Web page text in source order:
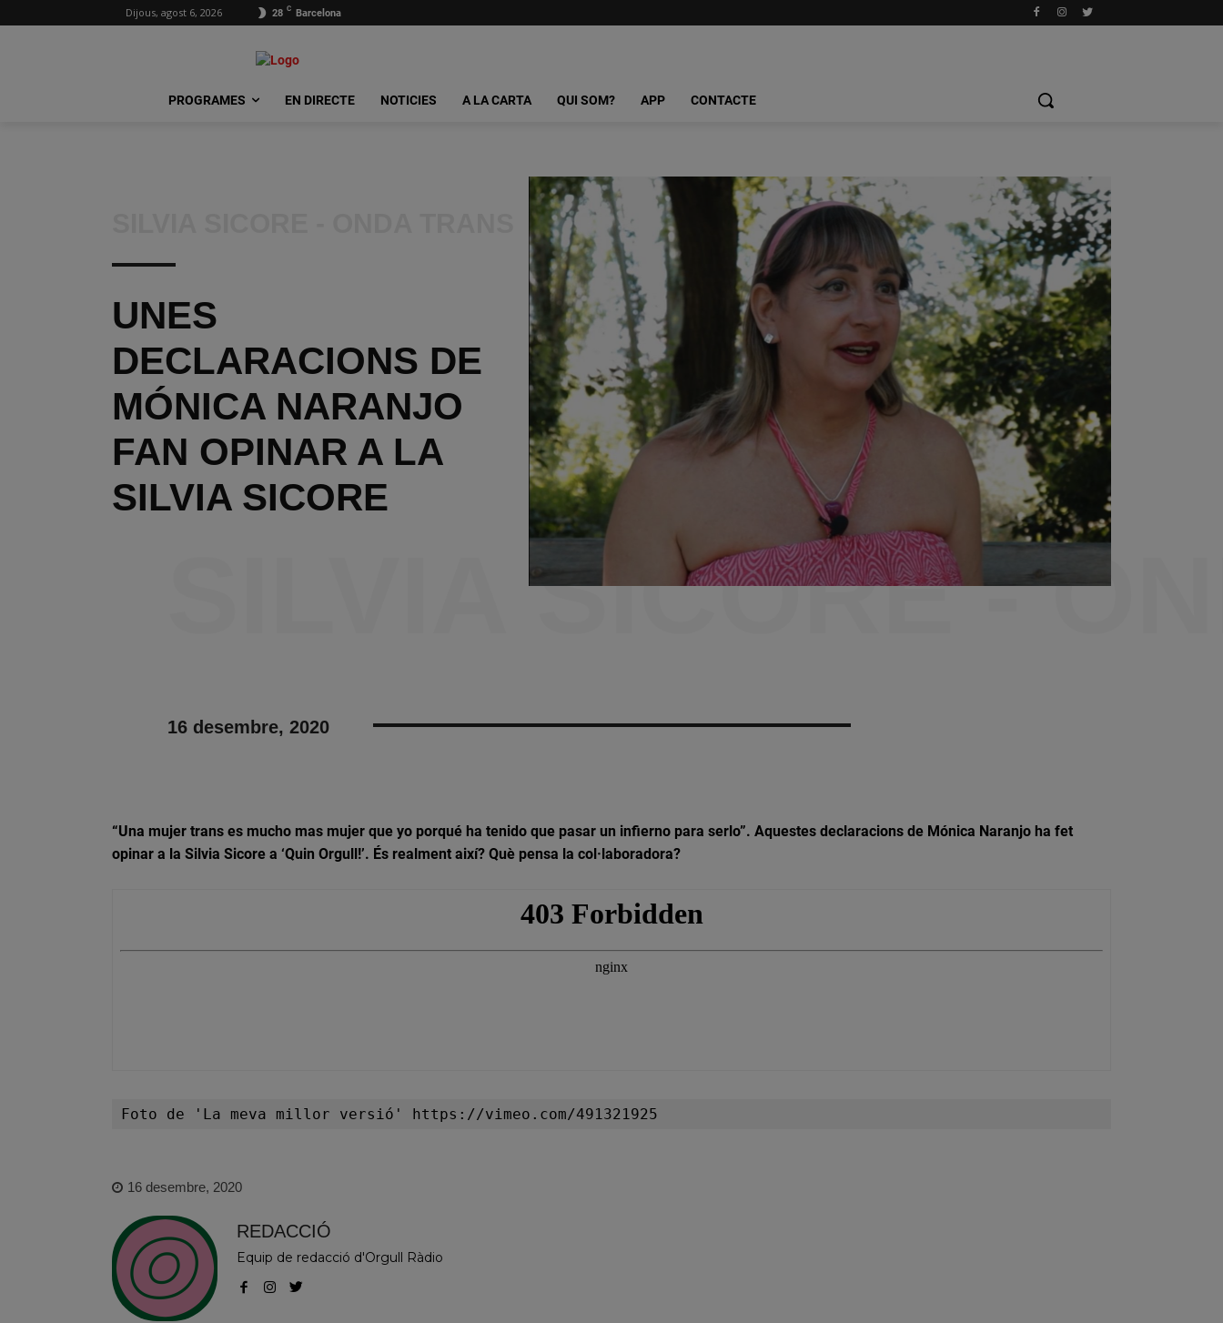
Dijous, agost 6, 2026 28 C Barcelona
PROGRAMES EN DIRECTE NOTICIES A LA CARTA QUI SOM? APP CONTACTE
UNES
DECLARACIONS DE
MÓNICA NARANJO
FAN OPINAR A LA
SILVIA SICORE
SILVIA SICORE -
16 desembre, 2020
“Una mujer trans es mucho mas mujer que yo porqué ha tenido que pasar un infierno para serlo”. Aquestes declaracions de Mónica Naranjo ha fet
opinar a la Silvia Sicore a ‘Quin Orgull!’. És realment així? Què pensa la col·laboradora?
Foto de 'La meva millor versió' https://vimeo.com/491321925
16 desembre, 2020
REDACCIÓ
Equip de redacció d'Orgull Ràdio